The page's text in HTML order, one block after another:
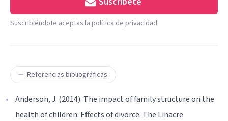
Suscribiéndote aceptas la política de privacidad
Referencias bibliográficas
Anderson, J. (2014). The impact of family structure on the
health of children: Effects of divorce. The Linacre